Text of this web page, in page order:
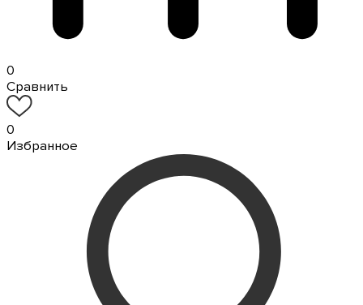
0
Сравнить
0
Избранное